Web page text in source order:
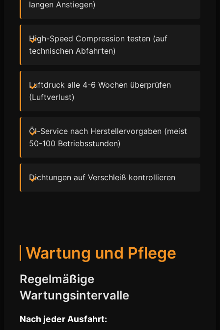
langen Anstiegen)
High-Speed Compression testen (auf
technischen Abfahrten)
Luftdruck alle 4-6 Wochen überprüfen
(Luftverlust)
Öl-Service nach Herstellervorgaben (meist
50-100 Betriebsstunden)
Dichtungen auf Verschleiß kontrollieren
Wartung und Pflege
Regelmäßige
Wartungsintervalle
Nach jeder Ausfahrt: